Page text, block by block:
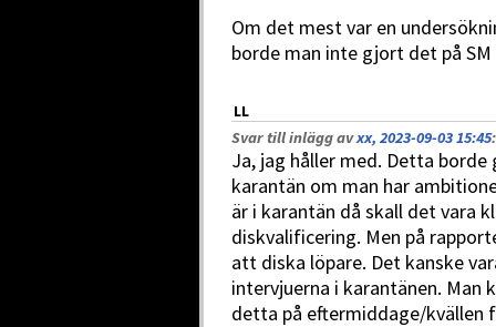
Om det mest var en
borde man inte gjort det på
LL
Svar till inlägg avxx, 2023-09-03 15:45:
Ja, jag håller med. Detta
karantän om man har
är i karantän då skall det vara
diskvalificering. Men på
att diska löpare. Det kanske
intervjuerna i karantänen. Man
detta på eftermiddage/kvällen